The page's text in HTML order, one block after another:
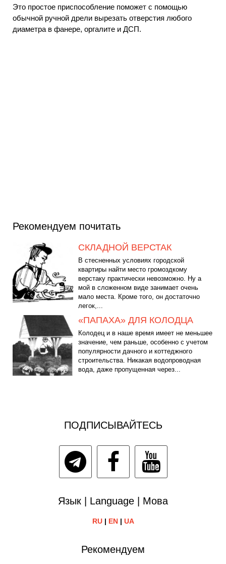
Это простое приспособление поможет с помощью
обычной ручной дрели вырезать отверстия любого
диаметра в фанере, оргалите и ДСП.
Рекомендуем почитать
СКЛАДНОЙ ВЕРСТАК
В стесненных условиях городской
квартиры найти место громоздкому
верстаку практически невозможно. Ну а
мой в сложенном виде занимает очень
мало места. Кроме того, он достаточно
легок,...
«ПАПАХА» ДЛЯ КОЛОДЦА
Колодец и в наше время имеет не меньшее
значение, чем раньше, особенно с учетом
популярности дачного и коттеджного
строительства. Никакая водопроводная
вода, даже пропущенная через...
ПОДПИСЫВАЙТЕСЬ
Язык | Language | Мова
RU| EN| UA
Рекомендуем